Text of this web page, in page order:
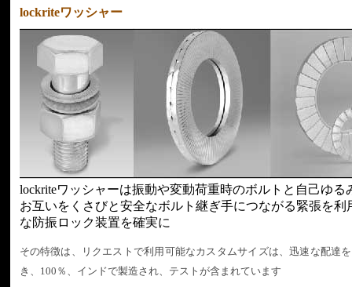
lockriteワッシャー
lockriteワッシャーは振動や変動荷重時のボルトと自己ゆ
お互いをくさびと安全なボルト継ぎ手につながる緊張を
な防振ロック装置を確実に
その特徴は、リクエストで利用可能なカスタムサイズは、迅速な配達
き、100％、インドで製造され、テストが含まれています